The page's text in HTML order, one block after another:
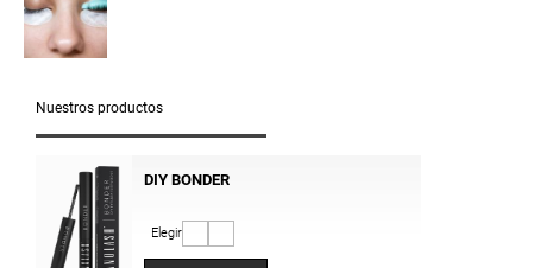
Nuestros productos
DIY BONDER
Elegir